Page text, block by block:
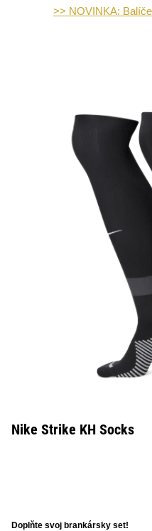
>> NOVINKA:
Nike Strike KH Socks
Doplňte svoj brankársky set!